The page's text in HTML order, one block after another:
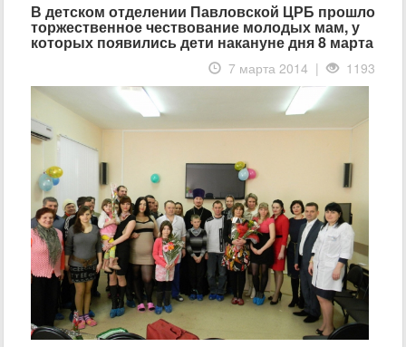
В детском отделении Павловской ЦРБ прошло
торжественное чествование молодых мам, у
которых появились дети накануне дня 8 марта
7 марта 2014 | 1193